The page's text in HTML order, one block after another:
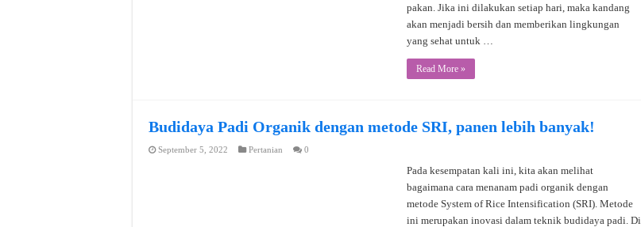
pakan. Jika ini dilakukan setiap hari, maka kandang
akan menjadi bersih dan memberikan lingkungan
yang sehat untuk …
Read More »
Budidaya Padi Organik dengan metode SRI, panen lebih banyak!
September 5, 2022 Pertanian 0
Pada kesempatan kali ini, kita akan melihat
bagaimana cara menanam padi organik dengan
metode System of Rice Intensification (SRI). Metode
ini merupakan inovasi dalam teknik budidaya padi. Di